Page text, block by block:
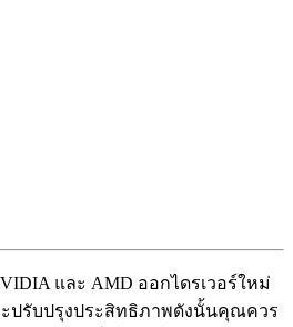
และ AMD ออกไดรเวอร์ใหม่
ปรับปรุงประสิทธิภาพดังนั้นคุณควร